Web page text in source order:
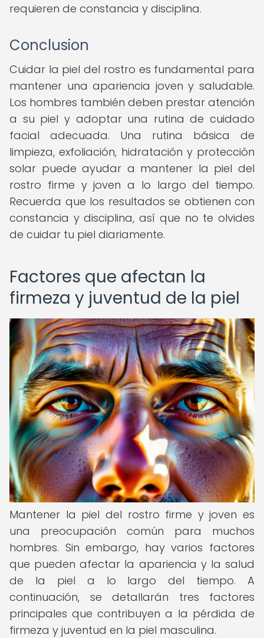
requieren de constancia y disciplina.
Conclusion
Cuidar la piel del rostro es fundamental para
mantener una apariencia joven y saludable.
Los hombres también deben prestar atención
a su piel y adoptar una rutina de cuidado
facial adecuada. Una rutina básica de
limpieza, exfoliación, hidratación y protección
solar puede ayudar a mantener la piel del
rostro firme y joven a lo largo del tiempo.
Recuerda que los resultados se obtienen con
constancia y disciplina, así que no te olvides
de cuidar tu piel diariamente.
Factores que afectan la
firmeza y juventud de la piel
Mantener la piel del rostro firme y joven es
una preocupación común para muchos
hombres. Sin embargo, hay varios factores
que pueden afectar la apariencia y la salud
de la piel a lo largo del tiempo. A
continuación, se detallarán tres factores
principales que contribuyen a la pérdida de
firmeza y juventud en la piel masculina.